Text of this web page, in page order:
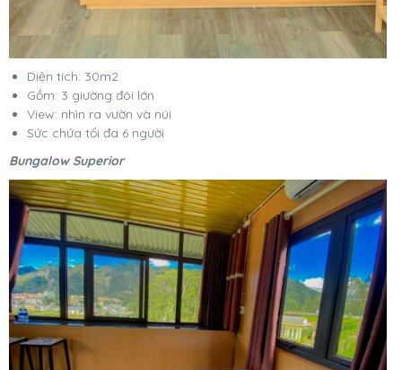
Diện tích: 30m2
Gồm: 3 giường đôi lớn
View: nhìn ra vườn và núi
Sức chứa tối đa 6 người
Bungalow Superior